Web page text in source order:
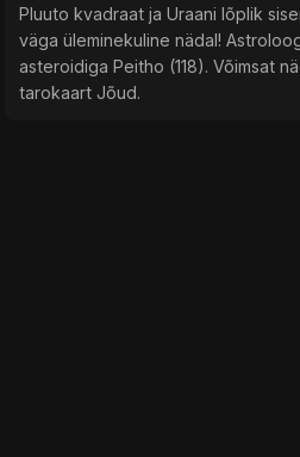
Pluuto kvadraat ja Uraani lõplik
väga üleminekuline nädal!
asteroidiga Peitho (118). Võimsat
tarokaart Jõud.